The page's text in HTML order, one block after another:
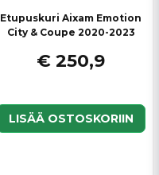
Etupuskuri Aixam Emotion
City & Coupe 2020-2023
€ 250,9
LISÄÄ OSTOSKORIIN